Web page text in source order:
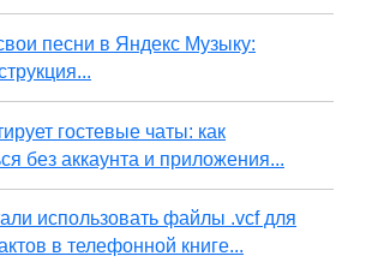
песни в Яндекс Музыку:
гостевые чаты: как
без аккаунта и приложения...
использовать файлы .vcf для
в телефонной книге...